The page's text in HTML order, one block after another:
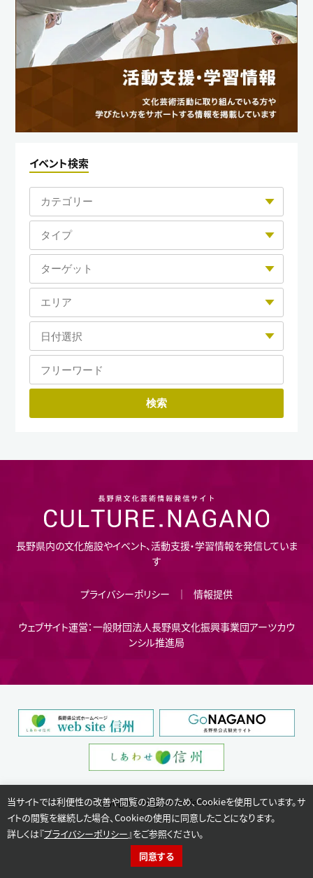
カテゴリー選択
イベント検索
長野県内の文化施設やイベント、活動支援・学習情報を発信していま
す
プライバシーポリシー 情報提供
ウェブサイト運営：一般財団法人長野県文化振興事業団アーツカウ
ンシル推進局
Copyright © Nagano Prefecture.
当サイトでは利便性の改善や閲覧の追跡のため、Cookieを使用しています。サ
イトの閲覧を継続した場合、Cookieの使用に同意したことになります。
詳しくは『プライバシーポリシー 』をご参照ください。
同意する